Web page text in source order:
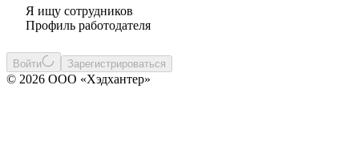
Я ищу сотрудников
Профиль работодателя
Войти Зарегистрироваться
© 2026 ООО «Хэдхантер»